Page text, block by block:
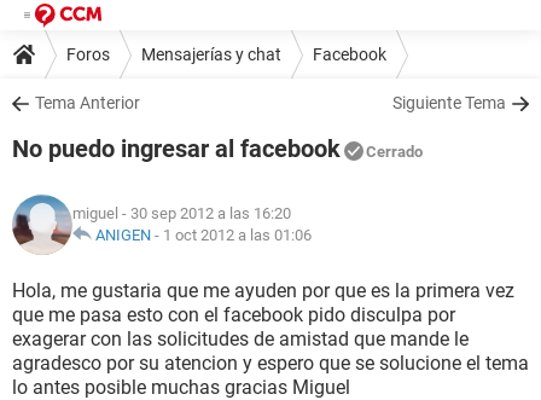
Foros Mensajerías y chat Facebook
Tema Anterior Siguiente Tema
No puedo ingresar al facebook Cerrado
miguel - 30 sep 2012 a las 16:20
ANIGEN - 1 oct 2012 a las 01:06
Hola, me gustaria que me ayuden por que es la primera vez
que me pasa esto con el facebook pido disculpa por
exagerar con las solicitudes de amistad que mande le
agradesco por su atencion y espero que se solucione el tema
lo antes posible muchas gracias Miguel